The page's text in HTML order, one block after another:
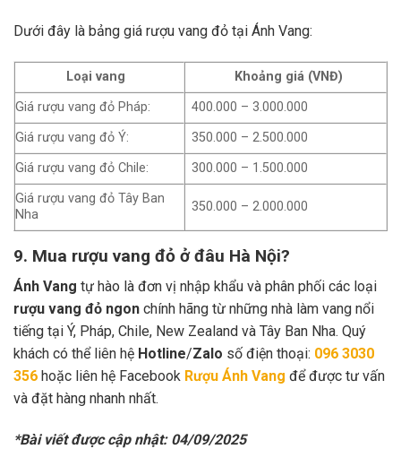
Dưới đây là bảng giá rượu vang đỏ tại Ánh Vang:
Loại vang
Khoảng giá (VNĐ)
Giá rượu vang đỏ Pháp:
400.000 – 3.000.000
Giá rượu vang đỏ Ý:
350.000 – 2.500.000
Giá rượu vang đỏ Chile:
300.000 – 1.500.000
Giá rượu vang đỏ Tây Ban
Nha
350.000 – 2.000.000
9. Mua rượu vang đỏ ở đâu Hà Nội?
Ánh Vang tự hào là đơn vị nhập khẩu và phân phối các loại
rượu vang đỏ ngon chính hãng từ những nhà làm vang nổi
tiếng tại Ý, Pháp, Chile, New Zealand và Tây Ban Nha. Quý
khách có thể liên hệ Hotline/Zalo số điện thoại: 096 3030
356 hoặc liên hệ Facebook Rượu Ánh Vang để được tư vấn
và đặt hàng nhanh nhất.
*Bài viết được cập nhật: 04/09/2025